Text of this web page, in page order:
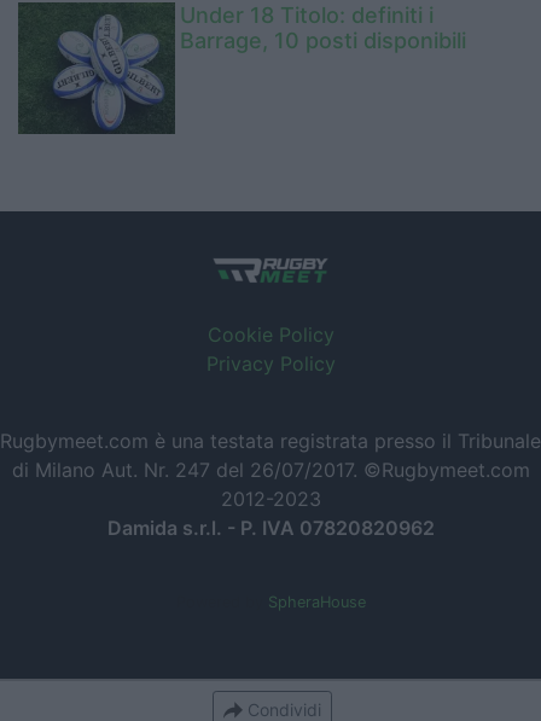
Under 18 Titolo: definiti i
Barrage, 10 posti disponibili
Cookie Policy
Privacy Policy
Rugbymeet.com è una testata registrata presso il Tribunale
di Milano Aut. Nr. 247 del 26/07/2017. ©Rugbymeet.com
2012-2023
Damida s.r.l. - P. IVA 07820820962
SpheraHouse
Condividi